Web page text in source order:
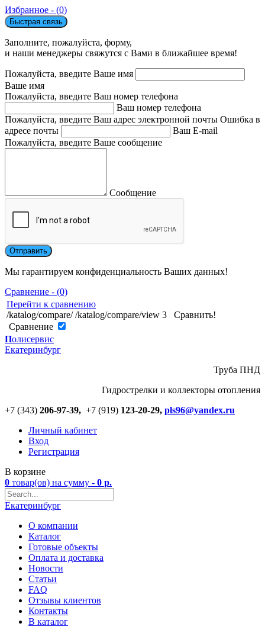
Избранное - (0)
Быстрая связь
Заполните, пожалуйста, форму,
и наши менеджеры свяжутся с Вами в ближайшее время!
Пожалуйста, введите Ваше имя
Ваше имя
Пожалуйста, введите Ваш номер телефона
Ваш номер телефона
Пожалуйста, введите Ваш адрес электронной почты Ошибка в
адресе почты
Ваш E-mail
Пожалуйста, введите Ваше сообщение
Сообщение
Мы гарантируем конфиденциальность Ваших данных!
Сравнение - (0)
Перейти к сравнению
/katalog/compare/ /katalog/compare/view 3
Сравнить!
Cравнение
Полисервис
Екатеринбург
Труба ПНД
Гидрострелки и коллекторы отопления
+7 (343) 206-97-39, +7 (919) 123-20-29, pls96@yandex.ru
Личный кабинет
Вход
Регистрация
В корзине
0 товар(ов) на сумму - 0 р.
Екатеринбург
О компании
Каталог
Готовые объекты
Оплата и доставка
Новости
Статьи
FAQ
Отзывы клиентов
Контакты
В каталог